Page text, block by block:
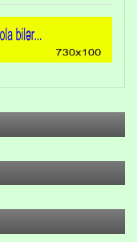
niyə artıb?
ildən fəaliyyətdə
Sən bilirsən